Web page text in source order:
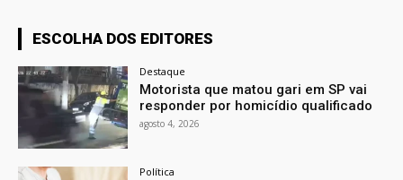
ESCOLHA DOS EDITORES
Destaque
Motorista que matou gari em SP vai
responder por homicídio qualificado
agosto 4, 2026
Política